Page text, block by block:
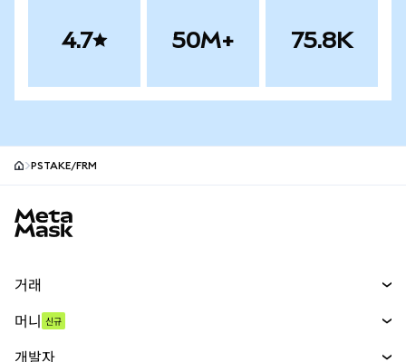
4.7 50M+ 75.8K
PSTAKE/FRM
거래
머니 신규
개발자